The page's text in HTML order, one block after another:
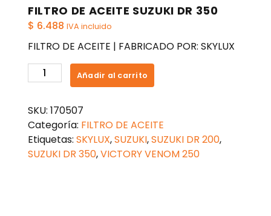
FILTRO DE ACEITE SUZUKI DR 350
$ 6.488 IVA incluido
FILTRO DE ACEITE | FABRICADO POR: SKYLUX
FILTRO
DE
SUZUKI
DR
350
cantidad
Añadir al carrito
SKU: 170507
Categoría: FILTRO DE ACEITE
Etiquetas: SKYLUX,SUZUKI,SUZUKI DR 200,
SUZUKI DR 350,VICTORY VENOM 250